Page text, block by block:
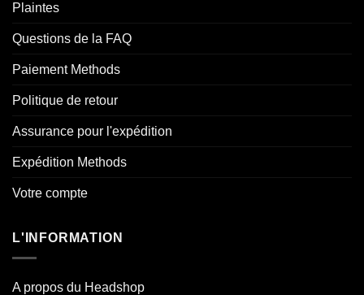
Plaintes
Questions de la FAQ
Paiement Methods
Politique de retour
Assurance pour l'expédition
Expédition Methods
Votre compte
L'INFORMATION
A propos du Headshop